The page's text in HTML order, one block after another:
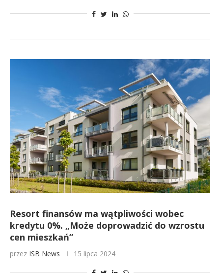
Resort finansów ma wątpliwości wobec
kredytu 0%. „Może doprowadzić do wzrostu
cen mieszkań”
przez ISB News 15 lipca 2024